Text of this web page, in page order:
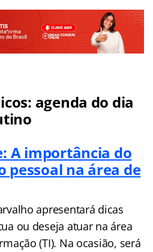
agenda do dia
A importância do
na área de
apresentará dicas
ou deseja atuar na área
(TI). Na ocasião, será